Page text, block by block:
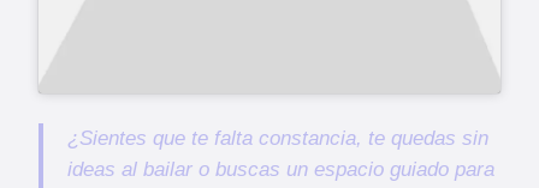
¿Sientes que te falta constancia, te quedas sin
ideas al bailar o buscas un espacio guiado para